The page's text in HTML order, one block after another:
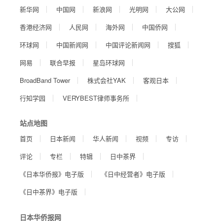
新华网 中国网 新浪网 光明网
大公网
香港经济网
人民网 海外网
中国侨网
环球网
中国新闻网 中国评论新闻网
搜狐
网易
联合早报
星岛环球网
BroadBand Tower
株式会社YAK
客观日本
行知学园
VERYBEST律师事务所
站点地图
首页 日本新闻 华人新闻 视频
专访
评论
专栏 特辑
日中茶界
《日本华侨报》电子版
《日中经营者》电子版
《日中茶界》电子版
日本华侨报网